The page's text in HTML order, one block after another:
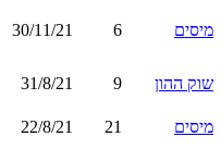
מיסים 6
30/11/21
שוק ההון 9
31/8/21
מיסים 21
22/8/21